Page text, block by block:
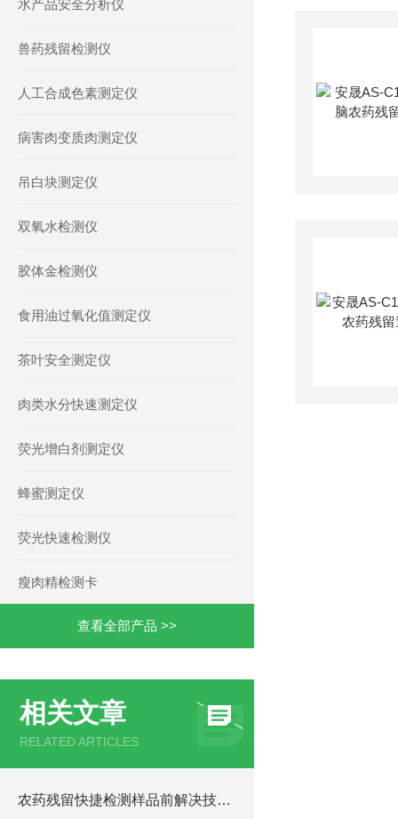
水产品安全分析仪
兽药残留检测仪
人工合成色素测定仪
病害肉变质肉测定仪
吊白块测定仪
双氧水检测仪
胶体金检测仪
食用油过氧化值测定仪
茶叶安全测定仪
肉类水分快速测定仪
荧光增白剂测定仪
蜂蜜测定仪
荧光快速检测仪
瘦肉精检测卡
查看全部产品 >>
相关文章
RELATED ARTICLES
农药残留快捷检测样品前解决技能汇总